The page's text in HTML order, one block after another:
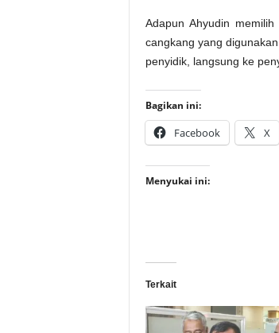
Adapun Ahyudin
cangkang yang
penyidik, langsung ke
Bagikan ini:
Facebook X
Menyukai ini:
Terkait